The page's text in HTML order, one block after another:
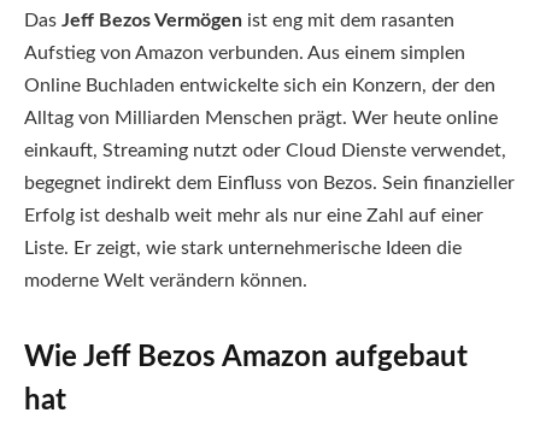
Das Jeff Bezos Vermögen ist eng mit dem rasanten
Aufstieg von Amazon verbunden. Aus einem simplen
Online Buchladen entwickelte sich ein Konzern, der den
Alltag von Milliarden Menschen prägt. Wer heute online
einkauft, Streaming nutzt oder Cloud Dienste verwendet,
begegnet indirekt dem Einfluss von Bezos. Sein finanzieller
Erfolg ist deshalb weit mehr als nur eine Zahl auf einer
Liste. Er zeigt, wie stark unternehmerische Ideen die
moderne Welt verändern können.
Wie Jeff Bezos Amazon aufgebaut
hat